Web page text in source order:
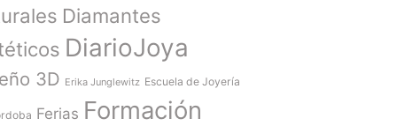
Diamantes
DiarioJoya
3D Erika Junglewitz Escuela de Joyería
Ferias Formación